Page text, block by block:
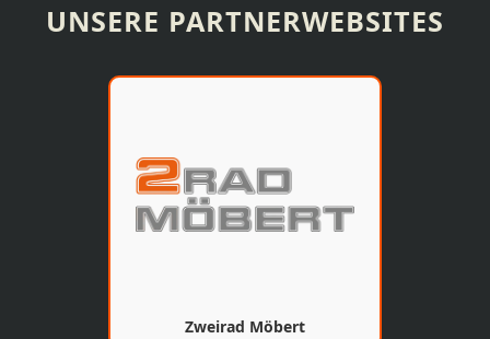
UNSERE PARTNERWEBSITES
Zweirad Möbert